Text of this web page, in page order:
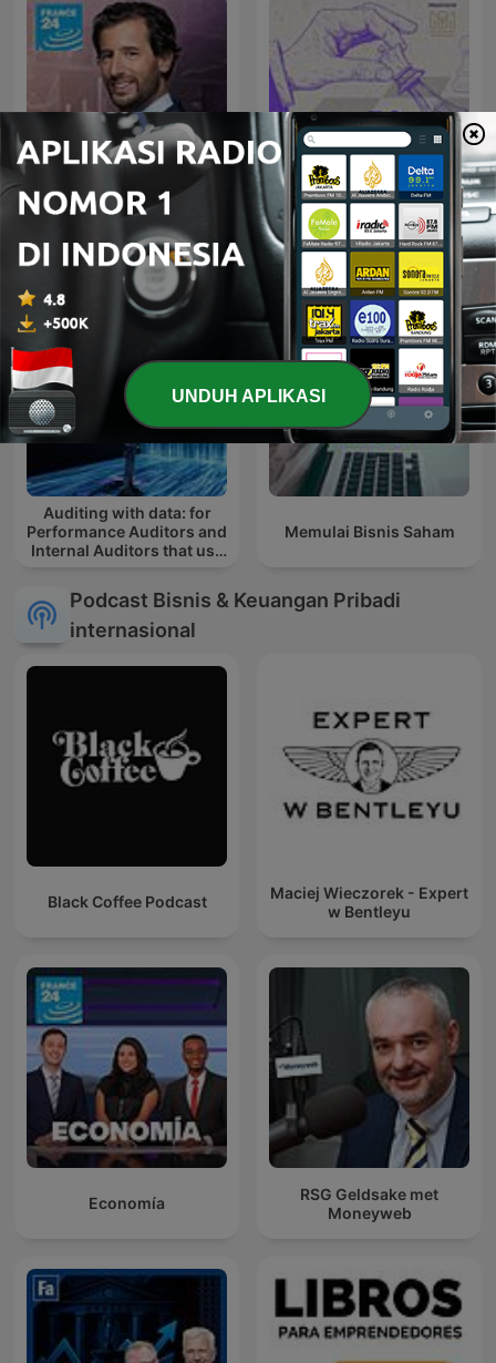
Info éco Audit Smarter
Auditing with data: for
Performance Auditors and
Internal Auditors that use
Memulai Bisnis Saham
Podcast Bisnis & Keuangan Pribadi
internasional
Black Coffee Podcast
Maciej Wieczorek - Expert
w Bentleyu
Economía
RSG Geldsake met
Moneyweb
UNDUH APLIKASI